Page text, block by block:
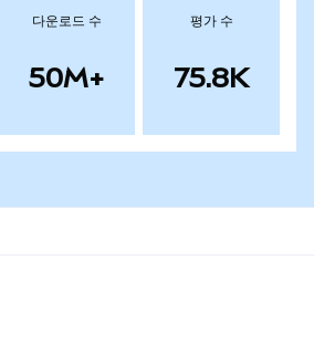
다운로드 수
50M+
평가 수
75.8K